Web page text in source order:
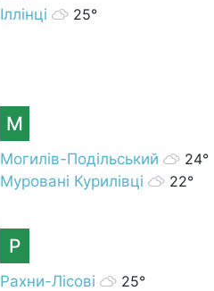
Іллінці 25°
М
Могилів-Подільський
24°
Муровані Курилівці
22°
Р
Рахни-Лісові 25°